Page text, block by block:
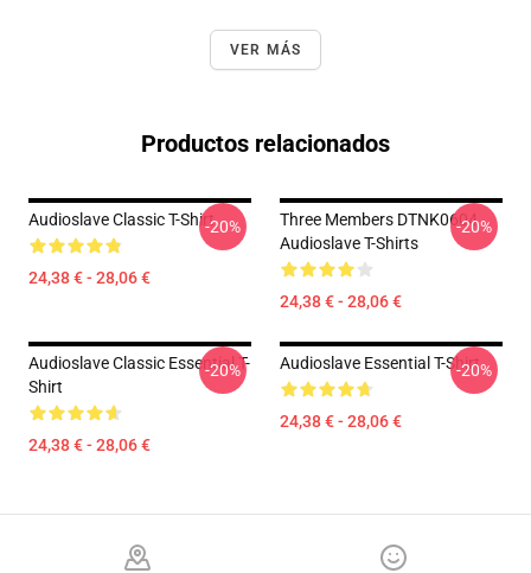
VER MÁS
Productos relacionados
Audioslave Classic T-Shirt
24,38 € - 28,06 €
-20%
Three Members DTNK0604
Audioslave T-Shirts
24,38 € - 28,06 €
-20%
Audioslave Classic Essential T-
Shirt
24,38 € - 28,06 €
-20% Audioslave Essential T-Shirt
24,38 € - 28,06 €
-20%